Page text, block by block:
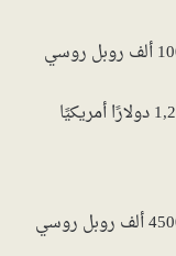
: يتراوح بين 50 ألف و 100 ألف روبل روسي
: يتراوح بين 600 و 1,200 دولارًا أمريكيًا
: يتراوح بين 18 ألف و 4500 ألف روبل روسي